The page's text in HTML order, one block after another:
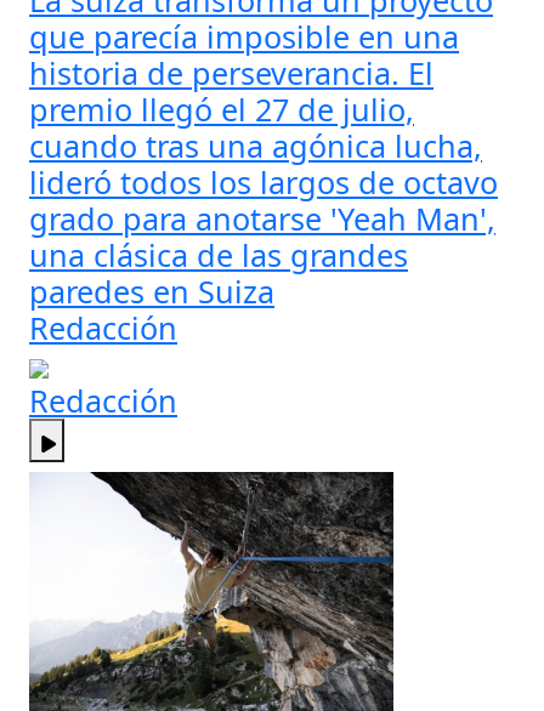
que parecía imposible en una
historia de perseverancia. El
premio llegó el 27 de julio,
cuando tras una agónica lucha,
lideró todos los largos de octavo
grado para anotarse 'Yeah Man',
una clásica de las grandes
paredes en Suiza
Redacción
Redacción